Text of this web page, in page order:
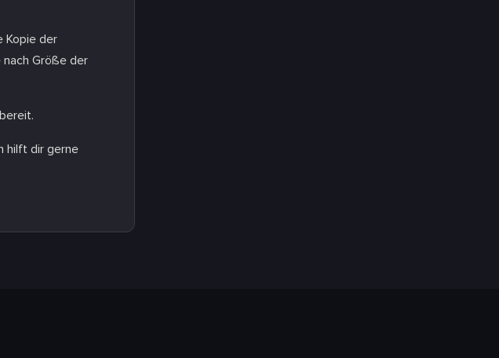
Kopie der
Größe der
hilft dir gerne